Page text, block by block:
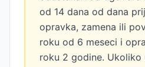
od 14 dana od dana
opravka, zamena ili
roku od 6 meseci i
roku 2 godine. Ukoliko